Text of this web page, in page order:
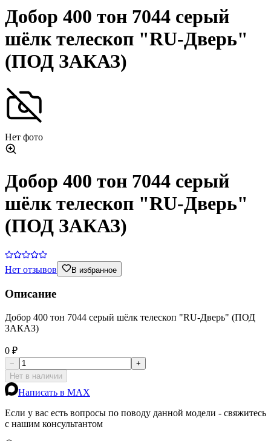
Добор 400 тон 7044 серый
шёлк телескоп "RU-Дверь"
(ПОД ЗАКАЗ)
Нет фото
Добор 400 тон 7044 серый
шёлк телескоп "RU-Дверь"
(ПОД ЗАКАЗ)
Нет отзывов В избранное
Описание
Добор 400 тон 7044 серый шёлк телескоп "RU-Дверь" (ПОД
ЗАКАЗ)
0 ₽
−
+
Нет в наличии
Написать в MAX
Если у вас есть вопросы по поводу данной модели - свяжитесь
с нашим консультантом